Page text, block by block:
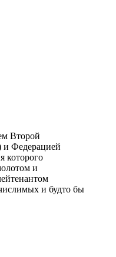
Второй
и Федерацией
которого
и
и будто бы